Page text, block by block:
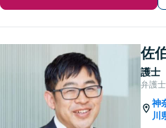
佐
護士
弁護
神
川